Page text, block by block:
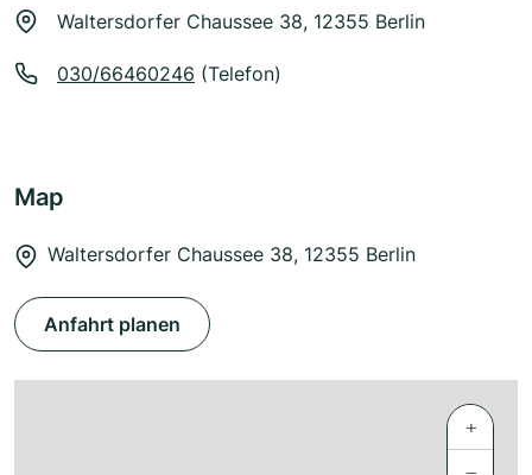
Waltersdorfer Chaussee 38, 12355 Berlin
030/66460246 (Telefon)
Map
Waltersdorfer Chaussee 38, 12355 Berlin
Anfahrt planen
+